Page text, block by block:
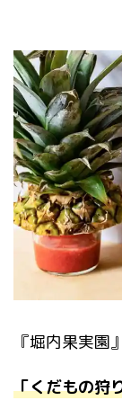
『堀内果実
「くだもの狩